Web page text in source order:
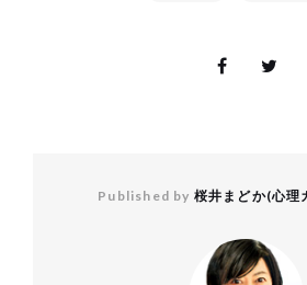
Published by 桜井まどか(心理